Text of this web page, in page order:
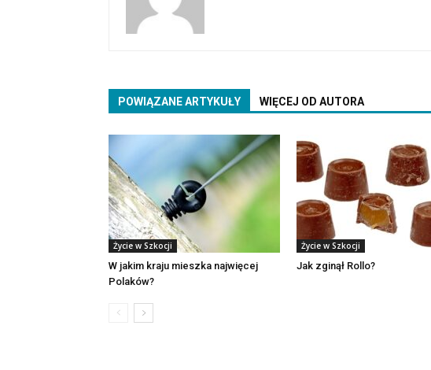
POWIĄZANE ARTYKUŁY WIĘCEJ OD AUTORA
Życie w Szkocji
W jakim kraju mieszka najwięcej
Polaków?
Życie w Szkocji
Jak zginął Rollo?